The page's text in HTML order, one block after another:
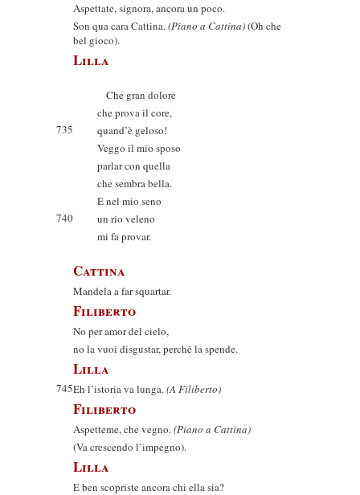
Aspettate, signora, ancora un poco.
Son qua cara Cattina.(Piano a Cattina)(Oh che
bel gioco).
Lilla
Che gran dolore
che prova il core,
735
quand’è geloso!
Veggo il mio sposo
parlar con quella
che sembra bella.
E nel mio seno
740
un rio veleno
mi fa provar.
Cattina
Mandela a far squartar.
Filiberto
No per amor del cielo,
no la vuoi disgustar, perché la spende.
Lilla
745Eh l’istoria va lunga.(A Filiberto)
Filiberto
Aspetteme, che vegno.(Piano a Cattina)
(Va crescendo l’impegno).
Lilla
E ben scopriste ancora chi ella sia?